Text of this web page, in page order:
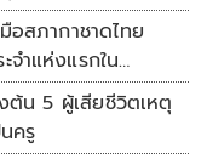
สภากาชาดไทย
จำแห่งแรกใน
ต้น 5 ผู้เสียชีวิตเหตุ
ครู